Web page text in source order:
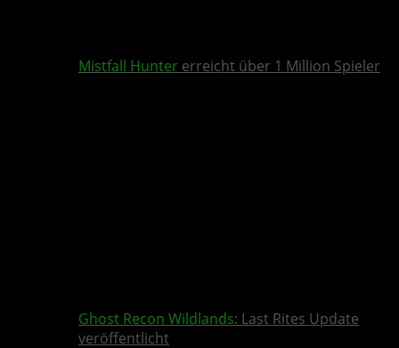
Mistfall Hunter erreicht über 1 Million Spieler
Ghost Recon Wildlands: Last Rites Update
veröffentlicht